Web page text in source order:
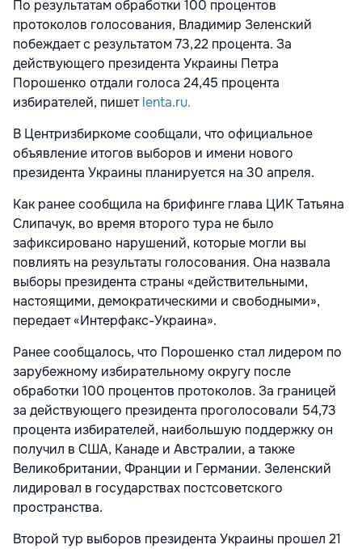
По результатам обработки 100 процентов
протоколов голосования, Владимир Зеленский
побеждает с результатом 73,22 процента. За
действующего президента Украины Петра
Порошенко отдали голоса 24,45 процента
избирателей, пишетlenta.ru.
В Центризбиркоме сообщали, что официальное
объявление итогов выборов и имени нового
президента Украины планируется на 30 апреля.
Как ранее сообщила на брифинге глава ЦИК Татьяна
Слипачук, во время второго тура не было
зафиксировано нарушений, которые могли вы
повлиять на результаты голосования. Она назвала
выборы президента страны «действительными,
настоящими, демократическими и свободными»,
передает «Интерфакс-Украина».
Ранее сообщалось, что Порошенко стал лидером по
зарубежному избирательному округу после
обработки 100 процентов протоколов. За границей
за действующего президента проголосовали 54,73
процента избирателей, наибольшую поддержку он
получил в США, Канаде и Австралии, а также
Великобритании, Франции и Германии. Зеленский
лидировал в государствах постсоветского
пространства.
Второй тур выборов президента Украины прошел 21